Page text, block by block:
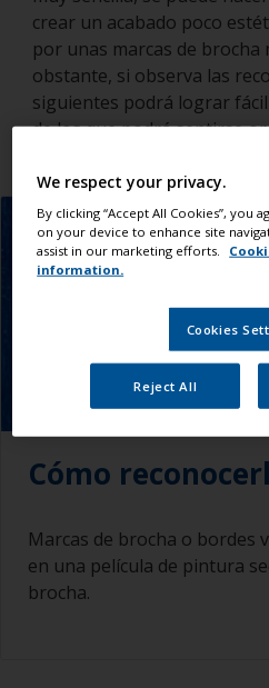
crear un acabado poco
por unas marcas de brocha
obstante, si observa las
siguientes podrá lograr
de los que podrá sentirse
Cómo
Marcas de brocha o bordes
en una película de pintura
brocha.
We respect your privacy.
By clicking “Accept All Cookies”, you
on your device to enhance site
assist in our marketing efforts.
information.
Cookies
Reject All